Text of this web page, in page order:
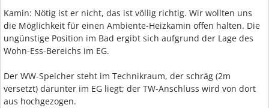
Kamin: Nötig ist er nicht, das ist völlig richtig. Wir wollten uns
die Möglichkeit für einen Ambiente-Heizkamin offen halten. Die
ungünstige Position im Bad ergibt sich aufgrund der Lage des
Wohn-Ess-Bereichs im EG.
Der WW-Speicher steht im Technikraum, der schräg (2m
versetzt) darunter im EG liegt; der TW-Anschluss wird von dort
aus hochgezogen.